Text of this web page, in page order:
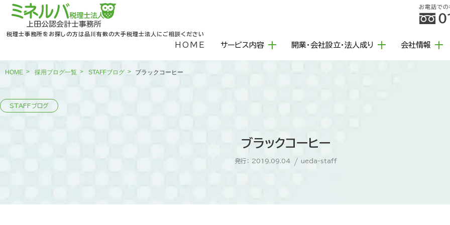
税理士事務所をお探しの方は品川有数の大手税理士法人にご相談ください
HOME サービス内容 開業・会社設立・法人成り 会社情報
HOME 採用ブログ一覧 STAFFブログ ブラックコーヒー
ブラックコーヒー
発行： 2019.09.04 / ueda-staff